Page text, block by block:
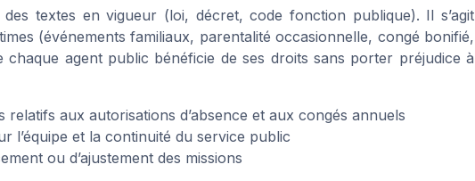
textes en vigueur (loi, décret, code fonction publique). Il s’agit
(événements familiaux, parentalité occasionnelle, congé bonifié,
chaque agent public bénéficie de ses droits sans porter préjudice à
aux autorisations d’absence et aux congés annuels
l’équipe et la continuité du service public
ou d’ajustement des missions